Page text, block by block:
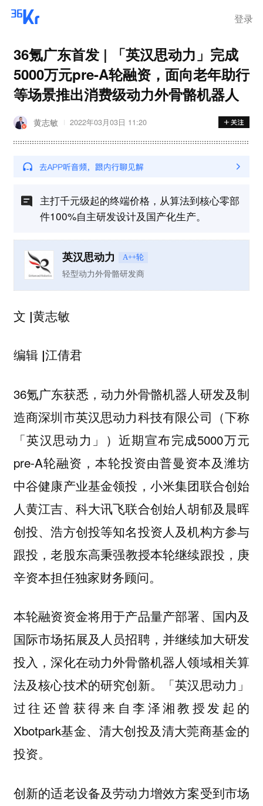
登录
36氪广东首发 | 「英汉思动力」完成
5000万元pre-A轮融资，面向老年助行
等场景推出消费级动力外骨骼机器人
黄志敏 2022年03月03日 11:20
主打千元级起的终端价格，从算法到核心零部
件100%自主研发设计及国产化生产。
英汉思动力 A++轮
轻型动力外骨骼研发商
文 |黄志敏
编辑 |江倩君
36氪广东获悉，动力外骨骼机器人研发及制
造商深圳市英汉思动力科技有限公司（下称
「英汉思动力」）近期宣布完成5000万元
pre-A轮融资， 本轮投资由普曼资本及潍坊
中谷健康产业基金领投，小米集团联合创始
人黄江吉、科大讯飞联合创始人胡郁及晨晖
创投、浩方创投等知名投资人及机构方参与
跟投，老股东高秉强教授本轮继续跟投，庚
辛资本担任独家财务顾问。
本轮融资资金将用于产品量产部署、国内及
国际市场拓展及人员招聘，并继续加大研发
投入，深化在动力外骨骼机器人领域相关算
法及核心技术的研究创新。「英汉思动力」
过往还曾获得来自李泽湘教授发起的
Xbotpark基金、清大创投及清大莞商基金的
投资。
创新的适老设备及劳动力增效方案受到市场